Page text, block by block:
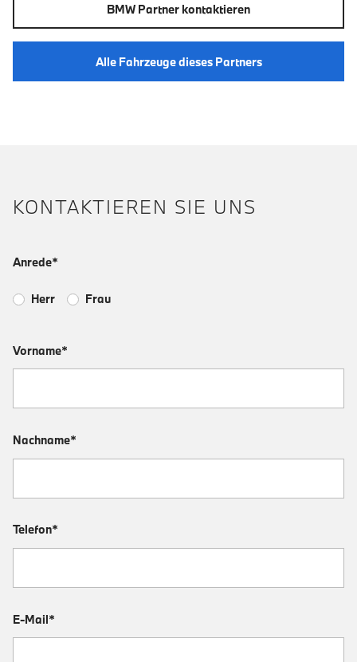
BMW Partner kontaktieren
Alle Fahrzeuge dieses Partners
KONTAKTIEREN SIE UNS
Anrede*
Herr Frau
Vorname*
Nachname*
Telefon*
E-Mail*